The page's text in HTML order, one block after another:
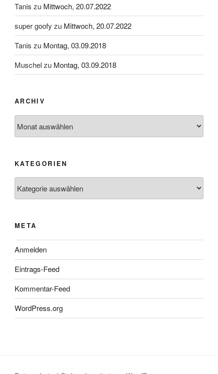
Tanis zu Mittwoch, 20.07.2022
super goofy zu Mittwoch, 20.07.2022
Tanis zu Montag, 03.09.2018
Muschelzu Montag, 03.09.2018
ARCHIV
KATEGORIEN
META
Anmelden
Eintrags-Feed
Kommentar-Feed
WordPress.org